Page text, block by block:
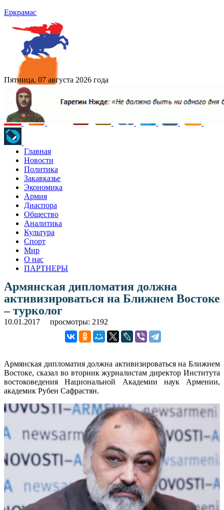
Еркрамас
Пятница, 07 августа 2026 года
Главная
Новости
Политика
Закавказье
Экономика
Армия
Диаспора
Общество
Аналитика
Культура
Спорт
Мир
О нас
ПАРТНЕРЫ
Армянская дипломатия должна
активизироваться на Ближнем Востоке
– турколог
10.01.2017 просмотры: 2192
Армянская дипломатия должна активизироваться на Ближнем
Востоке, сказал во вторник журналистам директор Института
востоковедения Национальной Академии наук Армении,
академик Рубен Сафрастян.